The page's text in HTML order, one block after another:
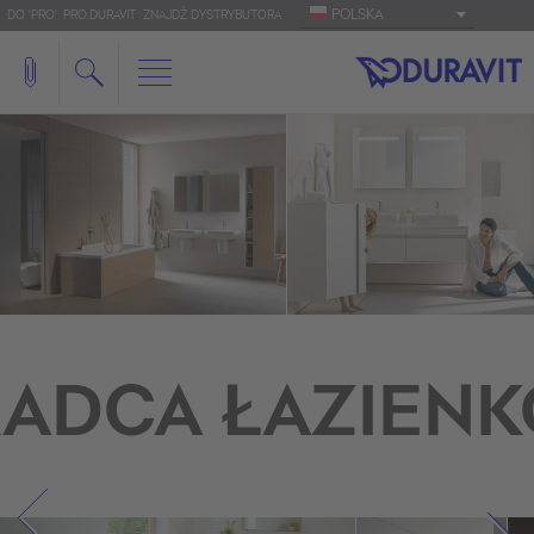
DO 'PRO': PRO.DURAVIT ZNAJDŹ DYSTRYBUTORA POLSKA